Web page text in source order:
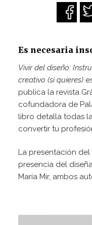
Es necesaria
Vivir del diseño:
creativo (si quieres)
publica la revista
cofundadora de
libro detalla todas
convertir tu
La presentación
presencia del
María Mir, ambos